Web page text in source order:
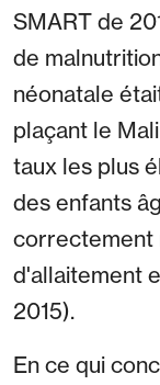
SMART de
de
néonatale
plaçant le
taux les plus
des enfants
correctement
d'allaitement
2015).
En ce qui